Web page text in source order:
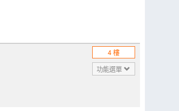
4 樓
功能選單